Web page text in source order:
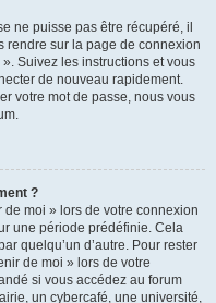
ne puisse pas être récupéré, il
rendre sur la page de connexion
Suivez les instructions et vous
de nouveau rapidement.
votre mot de passe, nous vous
?
moi » lors de votre connexion
une période prédéfinie. Cela
quelqu’un d’autre. Pour rester
de moi » lors de votre
si vous accédez au forum
un cybercafé, une université,